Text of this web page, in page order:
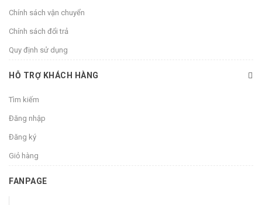
Chính sách vận chuyển
Chính sách đổi trả
Quy định sử dụng
HỖ TRỢ KHÁCH HÀNG
Tìm kiếm
Đăng nhập
Đăng ký
Giỏ hàng
FANPAGE